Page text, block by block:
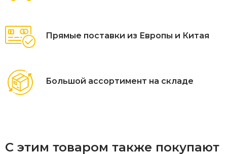
Прямые поставки из Европы и Китая
Большой ассортимент на складе
С этим товаром также покупают